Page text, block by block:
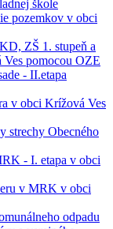
škole
pozemkov v obci
ZŠ 1. stupeň a
pomocou OZE
- II.etapa
v obci Krížová Ves
strechy Obecného
- I. etapa v obci
v MRK v obci
odpadu